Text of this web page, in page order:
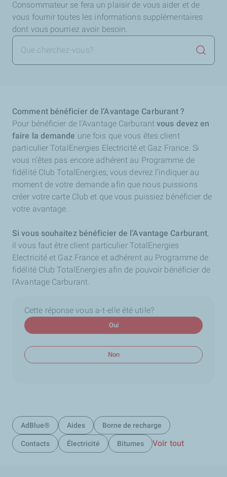
Consommateur se fera un plaisir de vous aider et de
vous fournir toutes les informations supplémentaires
dont vous pourriez avoir besoin.
Comment bénéficier de l’Avantage Carburant ?
Pour bénéficier de l’Avantage Carburant vous devez en
faire la demande une fois que vous êtes client
particulier TotalEnergies Electricité et Gaz France. Si
vous n’êtes pas encore adhérent au Programme de
fidélité Club TotalEnergies, vous devrez l’indiquer au
moment de votre demande afin que nous puissions
créer votre carte Club et que vous puissiez bénéficier de
votre avantage.
Si vous souhaitez bénéficier de l’Avantage Carburant,
il vous faut être client particulier TotalEnergies
Electricité et Gaz France et adhérent au Programme de
fidélité Club TotalEnergies afin de pouvoir bénéficier de
l’Avantage Carburant.
Cette réponse vous a-t-elle été utile?
Oui
Non
AdBlue® Aides Borne de recharge
Contacts Électricité Bitumes Voir tout